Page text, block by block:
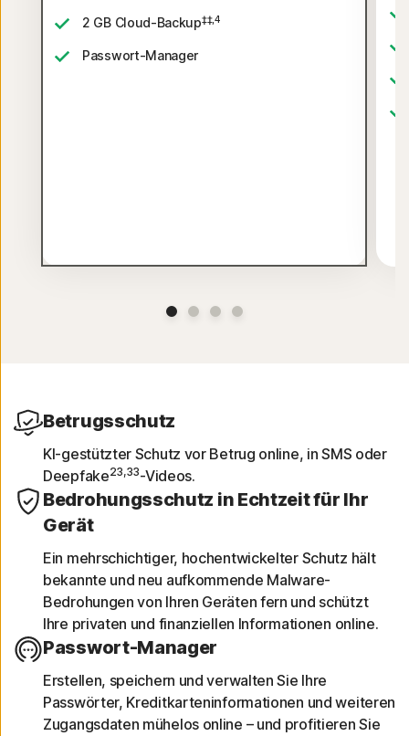
2 GB Cloud-Backup‡‡,4
Passwort-Manager
Betrugsschutz
KI-gestützter Schutz vor Betrug online, in SMS oder
Deepfake23,33-Videos.
Bedrohungsschutz in Echtzeit für Ihr
Gerät
Ein mehrschichtiger, hochentwickelter Schutz hält
bekannte und neu aufkommende Malware-
Bedrohungen von Ihren Geräten fern und schützt
Ihre privaten und finanziellen Informationen online.
Passwort-Manager
Erstellen, speichern und verwalten Sie Ihre
Passwörter, Kreditkarteninformationen und weiteren
Zugangsdaten mühelos online – und profitieren Sie